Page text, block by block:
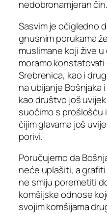
nedobronamjeran čin.
Sasvim je očigledno
gnusnim porukama
muslimane koji žive u
moramo
Srebrenica, kao i
na ubijanje Bošnjaka
kao društvo još
suočimo s prošlošću
čijim glavama još
porivi.
Poručujemo da
neće uplašiti, a
ne smiju poremetiti
komšijske odnose
svojim komšijama